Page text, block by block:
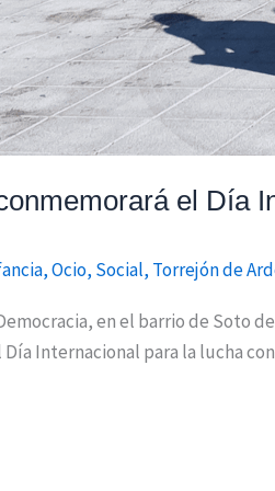
el Día
,Ocio, Social, Torrejón de
en el barrio de Soto
Internacional para la lucha